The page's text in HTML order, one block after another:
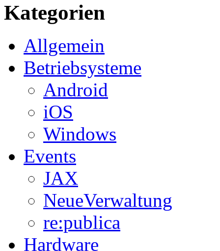
Kategorien
Allgemein
Betriebsysteme
Android
iOS
Windows
Events
JAX
NeueVerwaltung
re:publica
Hardware